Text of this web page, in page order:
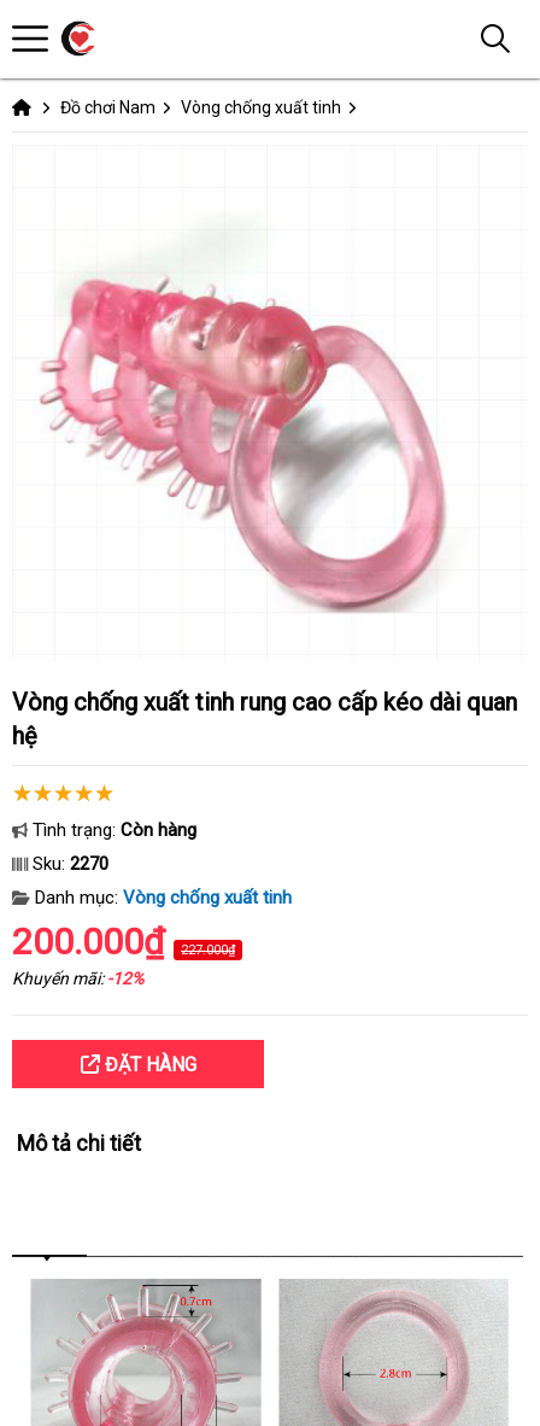
Đồ chơi Nam Vòng chống xuất tinh
Vòng chống xuất tinh rung cao cấp kéo dài quan
hệ
Tình trạng: Còn hàng
Sku: 2270
Danh mục: Vòng chống xuất tinh
200.000₫ 227.000₫
Khuyến mãi:-12%
ĐẶT HÀNG
Mô tả chi tiết